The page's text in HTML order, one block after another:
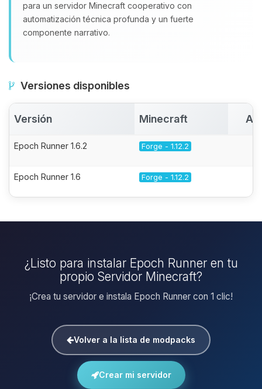
para un servidor Minecraft cooperativo con
automatización técnica profunda y un fuerte
componente narrativo.
Versiones disponibles
Versión Minecraft
Epoch Runner 1.6.2 Forge - 1.12.2
Epoch Runner 1.6 Forge - 1.12.2
¿Listo para instalar Epoch Runner en tu
propio Servidor Minecraft?
¡Crea tu servidor e instala Epoch Runner con 1 clic!
Volver a la lista de modpacks
Crear mi servidor